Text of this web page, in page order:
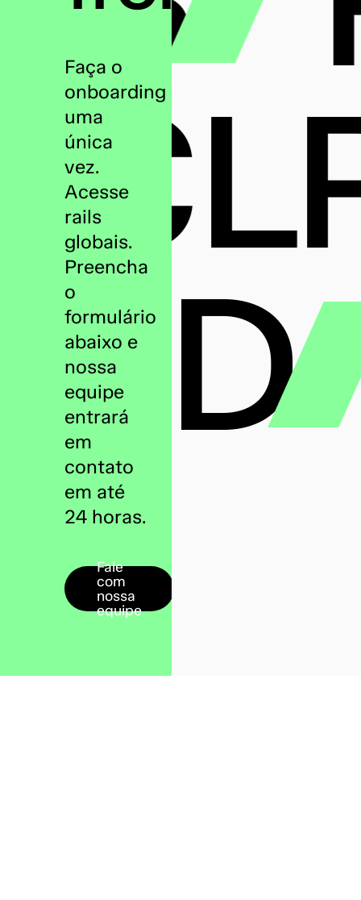
Faça o
onboarding
uma
única
vez.
Acesse
rails
globais.
Preencha
o
formulário
abaixo e
nossa
equipe
entrará
em
contato
em até
24 horas.
Fale
com
nossa
equipe